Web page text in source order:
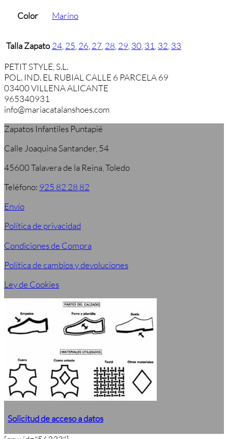
Color Marino
Talla Zapato 24 25 26 27 28 29 30 31 32 33
PETIT STYLE, S.L.
POL. IND. EL RUBIAL CALLE 6 PARCELA 69
03400 VILLENA ALICANTE
965340931
info@mariacatalanshoes.com
Zapatos Infantiles Puntapié
Calle Joaquina Santander, 54
45600 Talavera de la Reina, Toledo
Teléfono: 925 82 28 82
Envío
Política de privacidad
Condiciones de Compra
Política de cambios y devoluciones
Ley de Cookies
Solicitud de acceso a datos